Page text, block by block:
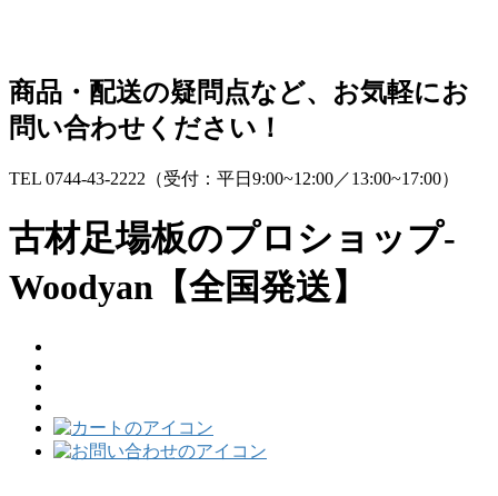
テ
ン
ツ
ス
ッ
プ
ゲ
ー
シ
ン
移
動
商品・配送の疑問点など、お気軽にお
問い合わせください！
TEL 0744-43-2222 （受付：平日9:00~12:00／13:00~17:00）
古材足場板のプロショップ-
Woodyan【全国発送】